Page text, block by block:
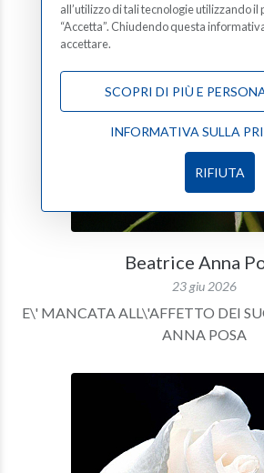
Beatrice Anna
23 giu 2026
E\' MANCATA ALL\'AFFETTO DEI
ANNA POSA
all’utilizzo di tali tecnologie utilizzando il
“Accetta”. Chiudendo questa
accettare.
SCOPRI DI PIÙ E
INFORMATIVA SULLA
RIFIUTA